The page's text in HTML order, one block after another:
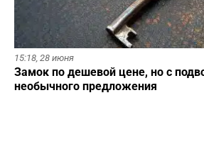
15:18, 28 июня
Замок по дешевой цене, но с
необычного предложения